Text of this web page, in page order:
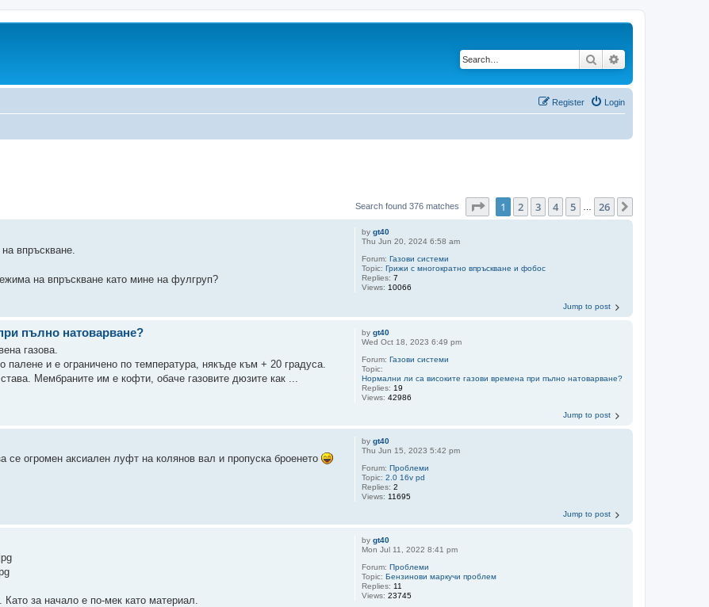
Search
Login
Register
Search found 376 matches Page of 26
1 2 3 4 5 26
bygt40
Thu Jun 20, 2024 6:58 am
Forum:Газови системи
Topic:Грижи с многократно впръскване и фобос
Replies:7
Views: 10066
впръскване.
на впръскване като мине на фулгруп?
Jump to post
bygt40
Wed Oct 18, 2023 6:49 pm
Forum:Газови системи
Topic:
Нормални ли са високите газови времена при пълно натоварване?
Replies: 19
Views:42986
пълно натоварване?
газова.
палене и е ограничено по температура, някъде към + 20 градуса.
Мембраните им е кофти, обаче газовите дюзите как ...
Jump to post
bygt40
Thu Jun 15, 2023 5:42 pm
Forum:Проблеми
Topic:2.0 16v pd
Replies:2
Views: 11695
се огромен аксиален луфт на колянов вал и пропуска броенето
Jump to post
bygt40
Mon Jul 11, 2022 8:41 pm
Forum:Проблеми
Topic:Бензинови маркучи проблем
Replies: 11
Views:23745
за начало е по-мек като материал.